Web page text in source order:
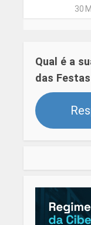
30
Qual é a
das